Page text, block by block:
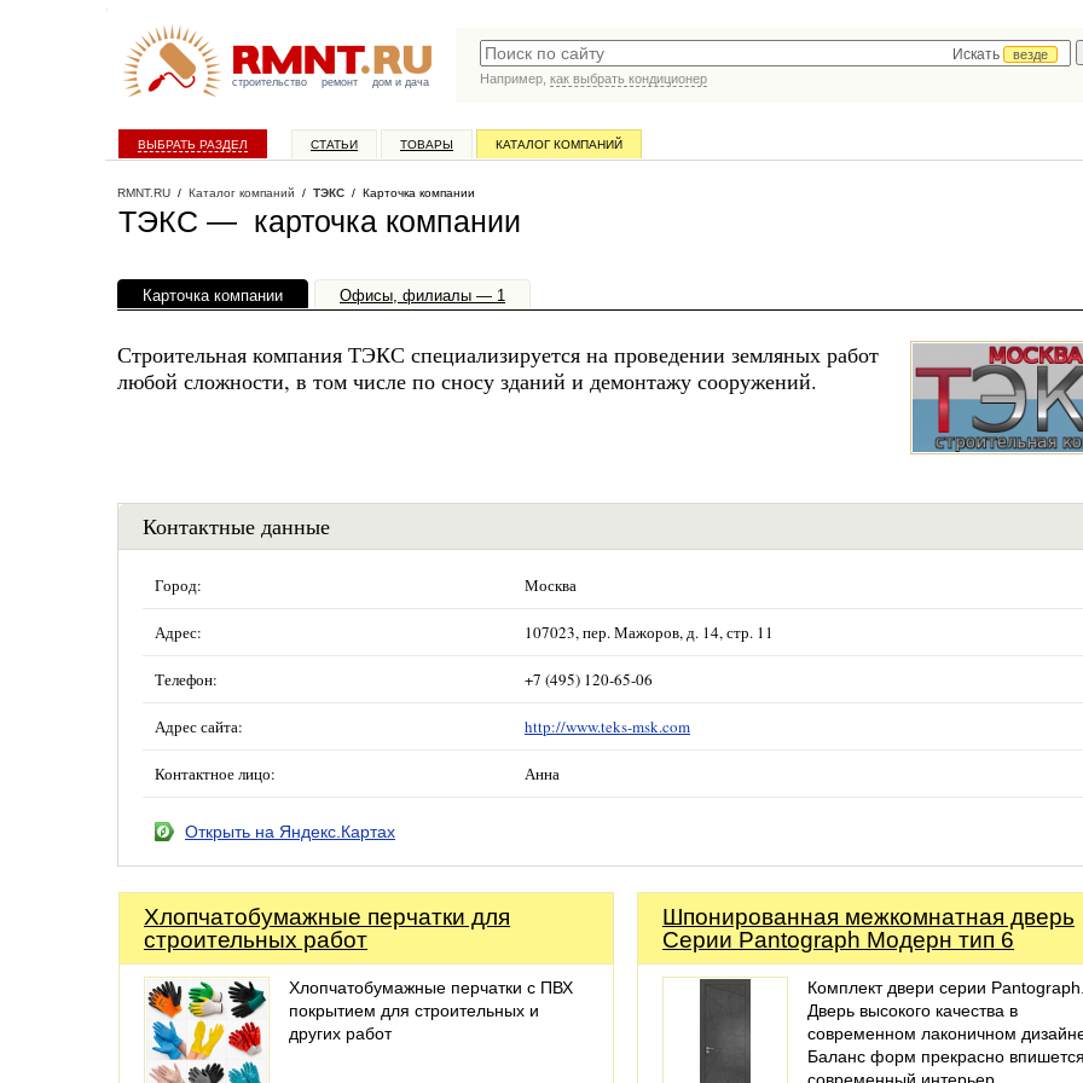
строительство ремонт дом и дача
Искать
везде
Например, как выбрать кондиционер
ВЫБРАТЬ РАЗДЕЛ СТАТЬИ ТОВАРЫ КАТАЛОГ КОМПАНИЙ
RMNT.RU / Каталог компаний / ТЭКС / Карточка компании
ТЭКС — карточка компании
Карточка компании Офисы, филиалы — 1
Строительная компания ТЭКС специализируется на проведении земляных работ
любой сложности, в том числе по сносу зданий и демонтажу сооружений.
Контактные данные
Город: Москва
Адрес: 107023, пер. Мажоров, д. 14, стр. 11
Телефон: +7 (495) 120-65-06
Адрес сайта: http://www.teks-msk.com
Контактное лицо: Анна
Открыть на Яндекс.Картах
Хлопчатобумажные перчатки для
строительных работ
Хлопчатобумажные перчатки с ПВХ
покрытием для строительных и
других работ
Шпонированная межкомнатная дверь
Серии Pantograph Модерн тип 6
Комплект двери серии Pantograph.
Дверь высокого качества в
современном лаконичном
Баланс форм прекрасно